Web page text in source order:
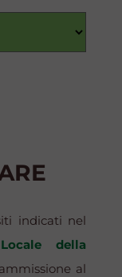
indicati nel
della
al